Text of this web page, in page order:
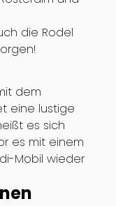
die Rodel
dem
eine lustige
es sich
es mit einem
Mobil wieder